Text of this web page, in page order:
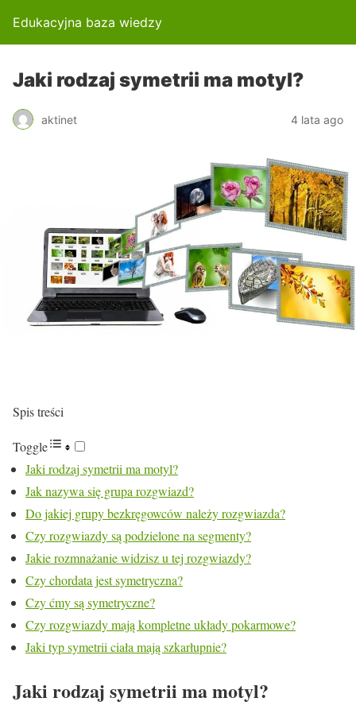
Edukacyjna baza wiedzy
Jaki rodzaj symetrii ma motyl?
aktinet 4 lata ago
Spis treści
Toggle
Jaki rodzaj symetrii ma motyl?
Jak nazywa się grupa rozgwiazd?
Do jakiej grupy bezkręgowców należy rozgwiazda?
Czy rozgwiazdy są podzielone na segmenty?
Jakie rozmnażanie widzisz u tej rozgwiazdy?
Czy chordata jest symetryczna?
Czy ćmy są symetryczne?
Czy rozgwiazdy mają kompletne układy pokarmowe?
Jaki typ symetrii ciała mają szkarłupnie?
Jaki rodzaj symetrii ma motyl?